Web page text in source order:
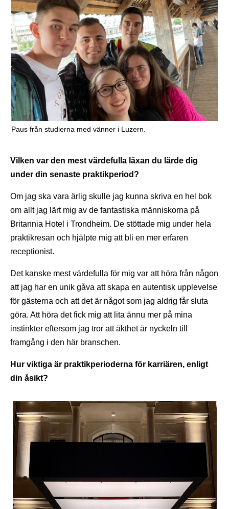
Paus från studierna med vänner i Luzern.
Vilken var den mest värdefulla läxan du lärde dig
under din senaste praktikperiod?
Om jag ska vara ärlig skulle jag kunna skriva en hel bok
om allt jag lärt mig av de fantastiska människorna på
Britannia Hotel i Trondheim. De stöttade mig under hela
praktikresan och hjälpte mig att bli en mer erfaren
receptionist.
Det kanske mest värdefulla för mig var att höra från någon
att jag har en unik gåva att skapa en autentisk upplevelse
för gästerna och att det är något som jag aldrig får sluta
göra. Att höra det fick mig att lita ännu mer på mina
instinkter eftersom jag tror att äkthet är nyckeln till
framgång i den här branschen.
Hur viktiga är praktikperioderna för karriären, enligt
din åsikt?